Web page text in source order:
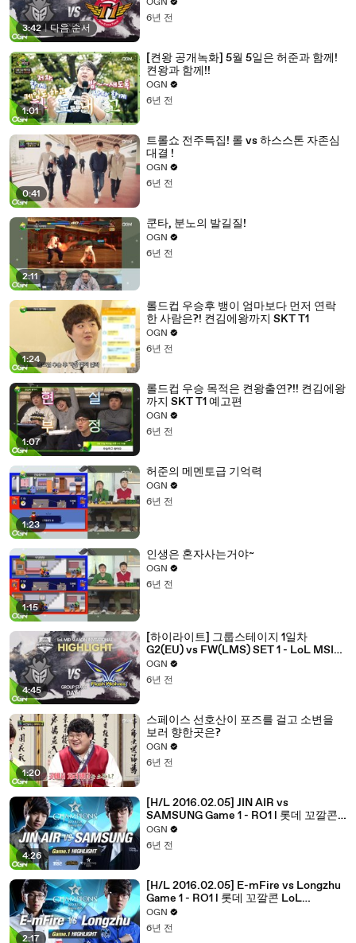
3:42 | 다음 순서
6년 전
1:01
[켠왕 공개녹화] 5월 5일은 허준과 함께!
켠왕과 함께!!
OGN
6년 전
0:41
트롤쇼 전주특집! 롤 vs 하스스톤 자존심
대결 !
OGN
6년 전
2:11
쿤타, 분노의 발길질!
OGN
6년 전
1:24
롤드컵 우승후 뱅이 엄마보다 먼저 연락
한 사람은?! 켠김에왕까지 SKT T1
OGN
6년 전
1:07
롤드컵 우승 목적은 켠왕출연?!! 켠김에왕
까지 SKT T1 예고편
OGN
6년 전
1:23
허준의 메멘토급 기억력
OGN
6년 전
1:15
인생은 혼자사는거야~
OGN
6년 전
4:45
[하이라이트] 그룹스테이지 1일차
G2(EU) vs FW(LMS) SET 1 - LoL MSI
2016 / 미드시즌인비테이셔널
OGN
6년 전
1:20
스페이스 선호산이 포즈를 걸고 소변을
보러 향한곳은?
OGN
6년 전
4:26
[H/L 2016.02.05] JIN AIR vs
SAMSUNG Game 1 - RO1 l 롯데 꼬깔콘
LoL Champions Korea Spring 2016
OGN
6년 전
2:17
[H/L 2016.02.05] E-mFire vs Longzhu
Game 1 - RO1 l 롯데 꼬깔콘 LoL
Champions Korea Spring 2016
OGN
6년 전